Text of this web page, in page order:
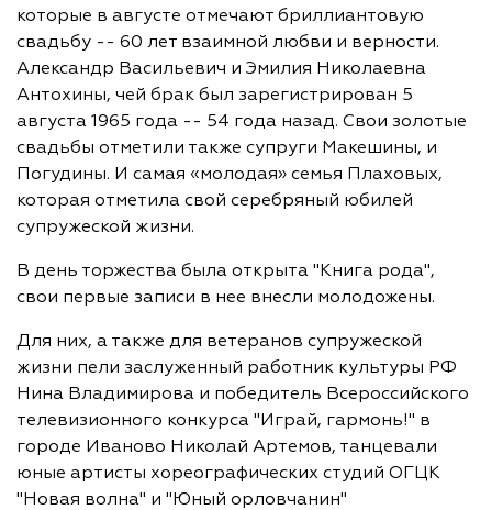
которые в августе отмечают бриллиантовую
свадьбу -- 60 лет взаимной любви и верности.
Александр Васильевич и Эмилия Николаевна
Антохины, чей брак был зарегистрирован 5
августа 1965 года -- 54 года назад. Свои золотые
свадьбы отметили также супруги Макешины, и
Погудины. И самая «молодая» семья Плаховых,
которая отметила свой серебряный юбилей
супружеской жизни.
В день торжества была открыта "Книга рода",
свои первые записи в нее внесли молодожены.
Для них, а также для ветеранов супружеской
жизни пели заслуженный работник культуры РФ
Нина Владимирова и победитель Всероссийского
телевизионного конкурса "Играй, гармонь!" в
городе Иваново Николай Артемов, танцевали
юные артисты хореографических студий ОГЦК
"Новая волна" и "Юный орловчанин"